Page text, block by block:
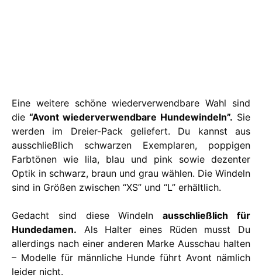
Eine weitere schöne wiederverwendbare Wahl sind
die “Avont wiederverwendbare Hundewindeln”. Sie
werden im Dreier-Pack geliefert. Du kannst aus
ausschließlich schwarzen Exemplaren, poppigen
Farbtönen wie lila, blau und pink sowie dezenter
Optik in schwarz, braun und grau wählen. Die Windeln
sind in Größen zwischen “XS” und “L” erhältlich.
Gedacht sind diese Windelnausschließlich für
Hundedamen. Als Halter eines Rüden musst Du
allerdings nach einer anderen Marke Ausschau halten
– Modelle für männliche Hunde führt Avont nämlich
leider nicht.